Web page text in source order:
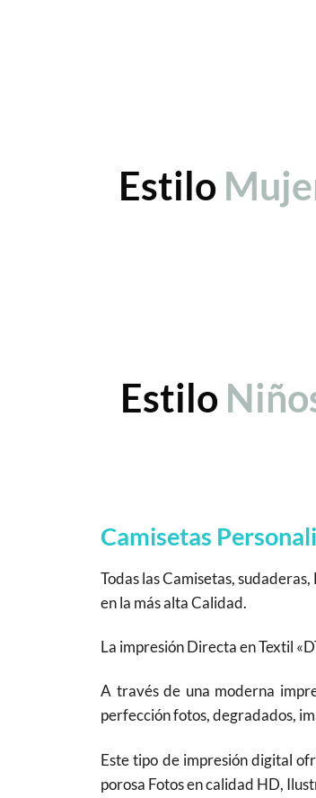
Estilo
Estilo
Camisetas
Todas las Camisetas,
en la más alta Calidad.
La impresión Directa en Textil
A través de una moderna
perfección fotos, degradados,
Este tipo de impresión digital
porosa Fotos en calidad HD,